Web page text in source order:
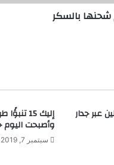
شحنها بالسكر
عبر جدار إليك 15
وأصبحت
سبتمبر 7, 2019